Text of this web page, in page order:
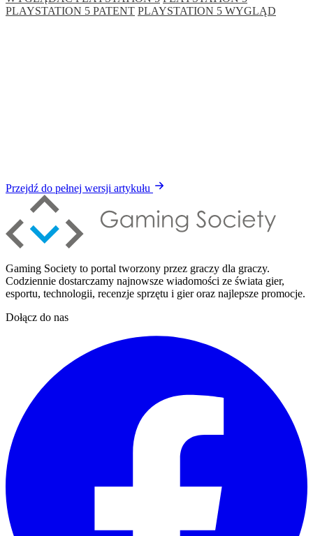
PLAYSTATION 5 PATENT PLAYSTATION 5 WYGLĄD
Przejdź do pełnej wersji artykułu
Gaming Society to portal tworzony przez graczy dla graczy.
Codziennie dostarczamy najnowsze wiadomości ze świata gier,
esportu, technologii, recenzje sprzętu i gier oraz najlepsze promocje.
Dołącz do nas